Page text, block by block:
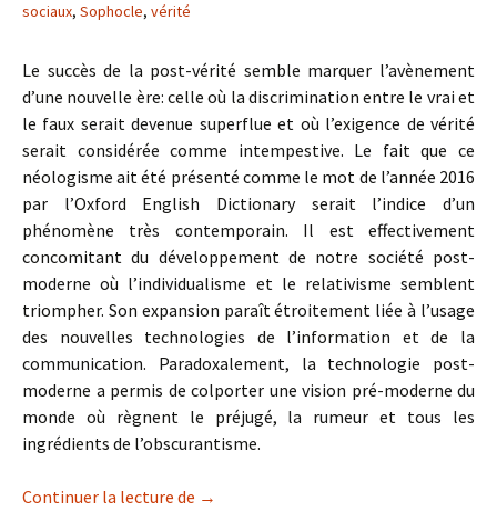
sociaux, Sophocle, vérité
Le succès de la post-vérité semble marquer l’avènement
d’une nouvelle ère: celle où la discrimination entre le vrai et
le faux serait devenue superflue et où l’exigence de vérité
serait considérée comme intempestive. Le fait que ce
néologisme ait été présenté comme le mot de l’année 2016
par l’Oxford English Dictionary serait l’indice d’un
phénomène très contemporain. Il est effectivement
concomitant du développement de notre société post-
moderne où l’individualisme et le relativisme semblent
triompher. Son expansion paraît étroitement liée à l’usage
des nouvelles technologies de l’information et de la
communication. Paradoxalement, la technologie post-
moderne a permis de colporter une vision pré-moderne du
monde où règnent le préjugé, la rumeur et tous les
ingrédients de l’obscurantisme.
Continuer la lecture de L’ère de la post-vérité ou le «complexe
→